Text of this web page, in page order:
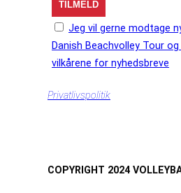
Jeg vil gerne modtage
Danish Beachvolley Tour
vilkårene for nyhedsbreve
Privatlivspolitik
COPYRIGHT 2024